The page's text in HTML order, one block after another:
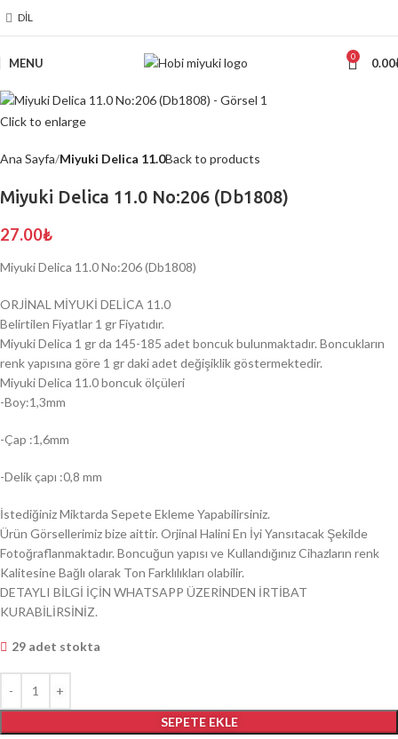
DIL
MENU 0 0.00
Click to enlarge
Ana Sayfa Miyuki Delica 11.0Back to products
Miyuki Delica 11.0 No:206 (Db1808)
27.00₺
Miyuki Delica 11.0 No:206 (Db1808)
ORJİNAL MİYUKİ DELİCA 11.0
Belirtilen Fiyatlar 1 gr Fiyatıdır.
Miyuki Delica 1 gr da 145-185 adet boncuk bulunmaktadır. Boncukların
renk yapısına göre 1 gr daki adet değişiklik göstermektedir.
Miyuki Delica 11.0 boncuk ölçüleri
-Boy:1,3mm
-Çap :1,6mm
-Delik çapı :0,8 mm
İstediğiniz Miktarda Sepete Ekleme Yapabilirsiniz.
Ürün Görsellerimiz bize aittir. Orjinal Halini En İyi Yansıtacak Şekilde
Fotoğraflanmaktadır. Boncuğun yapısı ve Kullandığınız Cihazların renk
Kalitesine Bağlı olarak Ton Farklılıkları olabilir.
DETAYLI BİLGİ İÇİN WHATSAPP ÜZERİNDEN İRTİBAT
KURABİLİRSİNİZ.
29 adet stokta
SEPETE EKLE